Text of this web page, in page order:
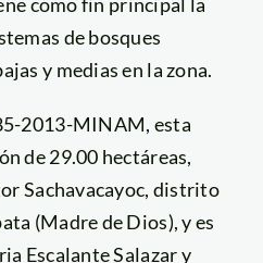
de bosques
y medias en la zona.
2013-MINAM, esta
de 29.00 hectáreas,
Sachavacayoc, distrito
(Madre de Dios), y es
Escalante Salazar y